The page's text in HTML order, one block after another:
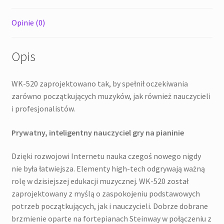
Opinie (0)
Opis
WK-520 zaprojektowano tak, by spełnił oczekiwania
zarówno początkujących muzyków, jak również nauczycieli
i profesjonalistów.
Prywatny, inteligentny nauczyciel gry na pianinie
Dzięki rozwojowi Internetu nauka czegoś nowego nigdy
nie była łatwiejsza. Elementy high-tech odgrywają ważną
rolę w dzisiejszej edukacji muzycznej. WK-520 został
zaprojektowany z myślą o zaspokojeniu podstawowych
potrzeb początkujących, jak i nauczycieli. Dobrze dobrane
brzmienie oparte na fortepianach Steinway w połączeniu z